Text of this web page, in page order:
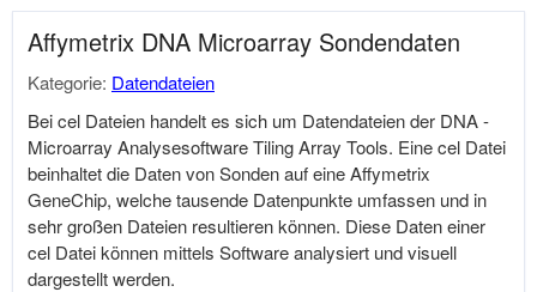
Affymetrix DNA Microarray Sondendaten
Kategorie: Datendateien
Bei cel Dateien handelt es sich um Datendateien der DNA -
Microarray Analysesoftware Tiling Array Tools. Eine cel Datei
beinhaltet die Daten von Sonden auf eine Affymetrix
GeneChip, welche tausende Datenpunkte umfassen und in
sehr großen Dateien resultieren können. Diese Daten einer
cel Datei können mittels Software analysiert und visuell
dargestellt werden.